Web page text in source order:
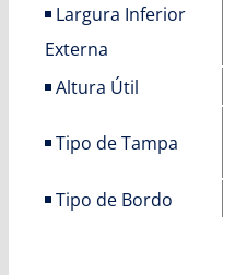
Largura Inferior
Externa
Altura Útil
Tipo de Tampa
Tipo de Bordo